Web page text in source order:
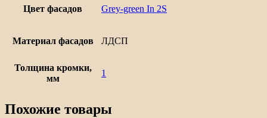
Цвет фасадов Grey-green In 2S
Материал фасадов ЛДСП
Толщина кромки,
мм
1
Похожие товары